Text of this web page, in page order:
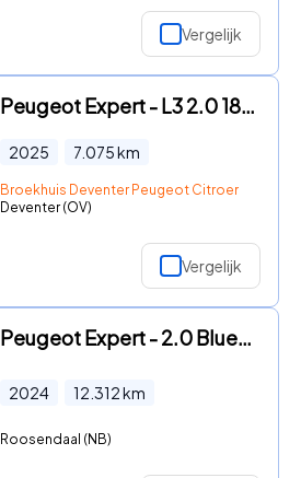
Vergelijk
Peugeot Expert - L3 2.0 180 PK Automaat Dubbele Cabine | PRIJS INCL REST BPM
2025 7.075km
Broekhuis Deventer Peugeot Citroen
Deventer (OV)
Vergelijk
Peugeot Expert - 2.0 BlueHDi S&S L2 Automaat 12 dkm!!! Airco Cruise
2024 12.312km
Roosendaal (NB)